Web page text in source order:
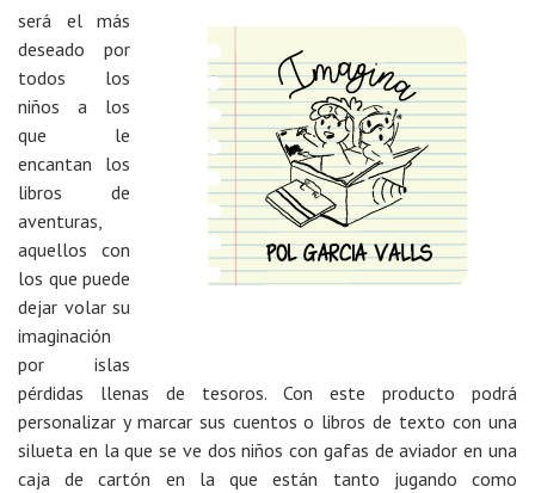
será el más
deseado por
todos los
niños a los
que le
encantan los
libros de
aventuras,
aquellos con
los que puede
dejar volar su
imaginación
por islas
pérdidas llenas de tesoros. Con este producto podrá
personalizar y marcar sus cuentos o libros de texto con una
silueta en la que se ve dos niños con gafas de aviador en una
caja de cartón en la que están tanto jugando como